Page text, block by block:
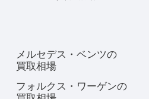
メルセデス・ベンツの
買取相場
フォルクス・ワーゲンの